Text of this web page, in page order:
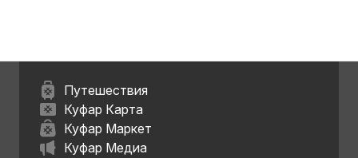
Путешествия
Куфар Карта
Куфар Маркет
Куфар Медиа